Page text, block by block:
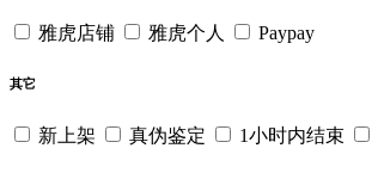
雅虎店铺 雅虎个人 Paypay
其它
新上架 真伪鉴定 1小时内结束